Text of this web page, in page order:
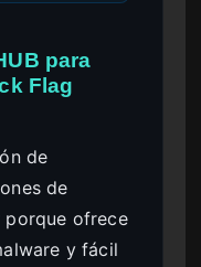
para
Flag
de
de
porque ofrece
y fácil